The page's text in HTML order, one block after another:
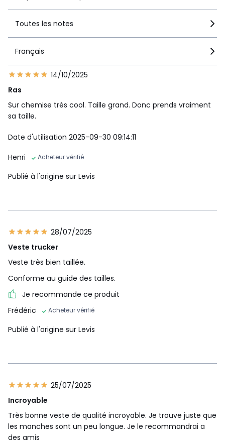
Toutes les notes
Français
14/10/2025
Ras
Sur chemise très cool. Taille grand. Donc prends vraiment
sa taille.
Date d'utilisation 2025-09-30 09:14:11
Henri
Acheteur vérifié
Publié à l'origine sur Levis
28/07/2025
Veste trucker
Veste très bien taillée.
Conforme au guide des tailles.
Je recommande ce produit
Frédéric
Acheteur vérifié
Publié à l'origine sur Levis
25/07/2025
Incroyable
Très bonne veste de qualité incroyable. Je trouve juste que
les manches sont un peu longue. Je le recommandrai a
des amis